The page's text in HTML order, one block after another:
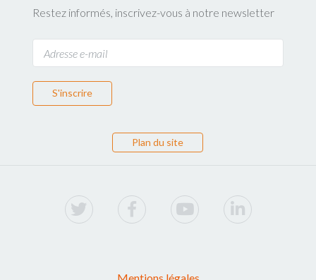
Restez informés, inscrivez-vous à notre newsletter
S'inscrire
Plan du site